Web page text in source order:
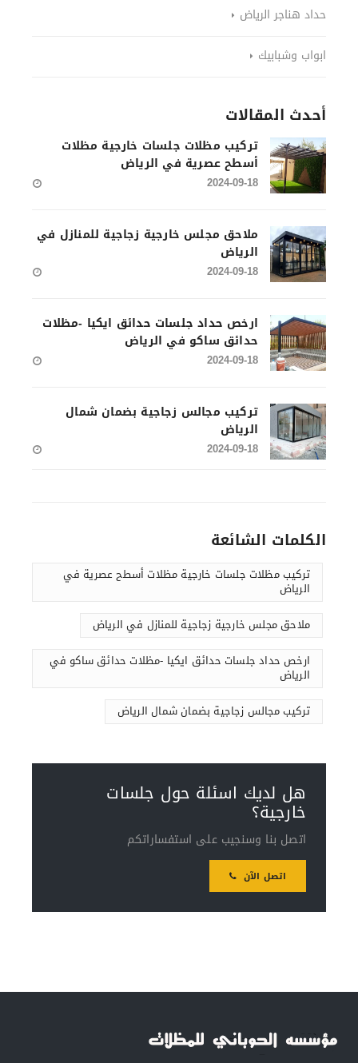
حداد هناجر الرياض
ابواب وشبابيك
أحدث المقالات
تركيب مظلات جلسات خارجية مظلات
أسطح عصرية في الرياض
2024-09-18
ملاحق مجلس خارجية زجاجية للمنازل في
الرياض
2024-09-18
ارخص حداد جلسات حدائق ايكيا -مظلات
حدائق ساكو في الرياض
2024-09-18
تركيب مجالس زجاجية بضمان شمال
الرياض
2024-09-18
الكلمات الشائعة
تركيب مظلات جلسات خارجية مظلات أسطح عصرية في
الرياض
ملاحق مجلس خارجية زجاجية للمنازل في الرياض
ارخص حداد جلسات حدائق ايكيا -مظلات حدائق ساكو في
الرياض
تركيب مجالس زجاجية بضمان شمال الرياض
هل لديك اسئلة حول جلسات
خارجية؟
اتصل بنا وسنجيب على استفساراتكم
اتصل الآن